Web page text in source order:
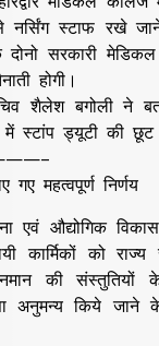
नर्सिंग स्टाफ रखे
सरकारी
होगी।
शैलेश बगोली ने
ड्यूटी की छूट
महत्वपूर्ण निर्णय
एवं औद्योगिक
कार्मिकों को
की संस्तुतियों के
अनुमन्य किये जाने